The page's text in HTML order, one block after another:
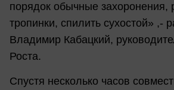
порядок обычные захоронения,
тропинки, спилить сухостой» ,-
Владимир Кабацкий,
Роста.
Спустя несколько часов